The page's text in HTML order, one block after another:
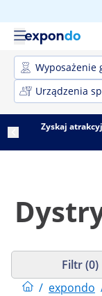
Wyposażenie
Urządzenia
Zyskaj
/ expondo
Filtr (0)